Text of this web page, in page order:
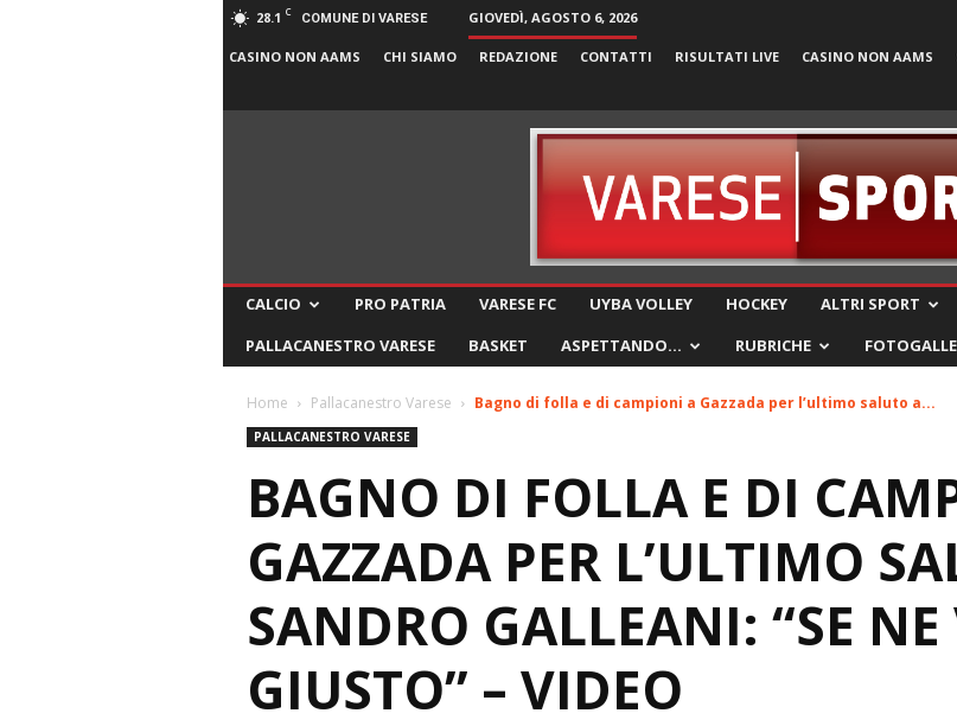
28.1 C COMUNE DI VARESE GIOVEDÌ, AGOSTO 6, 2026
CASINO NON AAMS CHI SIAMO REDAZIONE CONTATTI RISULTATI LIVE CASINO NON AAMS
CALCIO PRO PATRIA VARESE FC UYBA VOLLEY HOCKEY ALTRI SPORT
PALLACANESTRO VARESE
BASKET ASPETTANDO… RUBRICHE
Home Pallacanestro Varese Bagno di folla e di campioni a Gazzada per l’ultimo saluto a...
PALLACANESTRO VARESE
BAGNO DI FOLLA E DI
GAZZADA PER L’ULTIMO
SANDRO GALLEANI: “SE
GIUSTO” – VIDEO